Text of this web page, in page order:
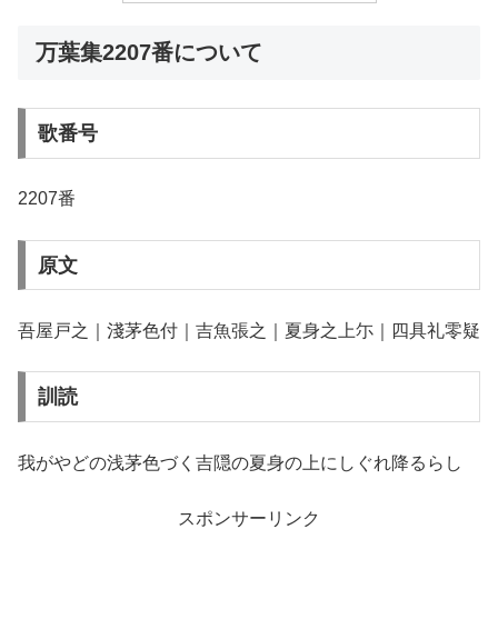
万葉集2207番について
歌番号
2207番
原文
吾屋戸之｜淺茅色付｜吉魚張之｜夏身之上尓｜四具礼零疑
訓読
我がやどの浅茅色づく吉隠の夏身の上にしぐれ降るらし
スポンサーリンク